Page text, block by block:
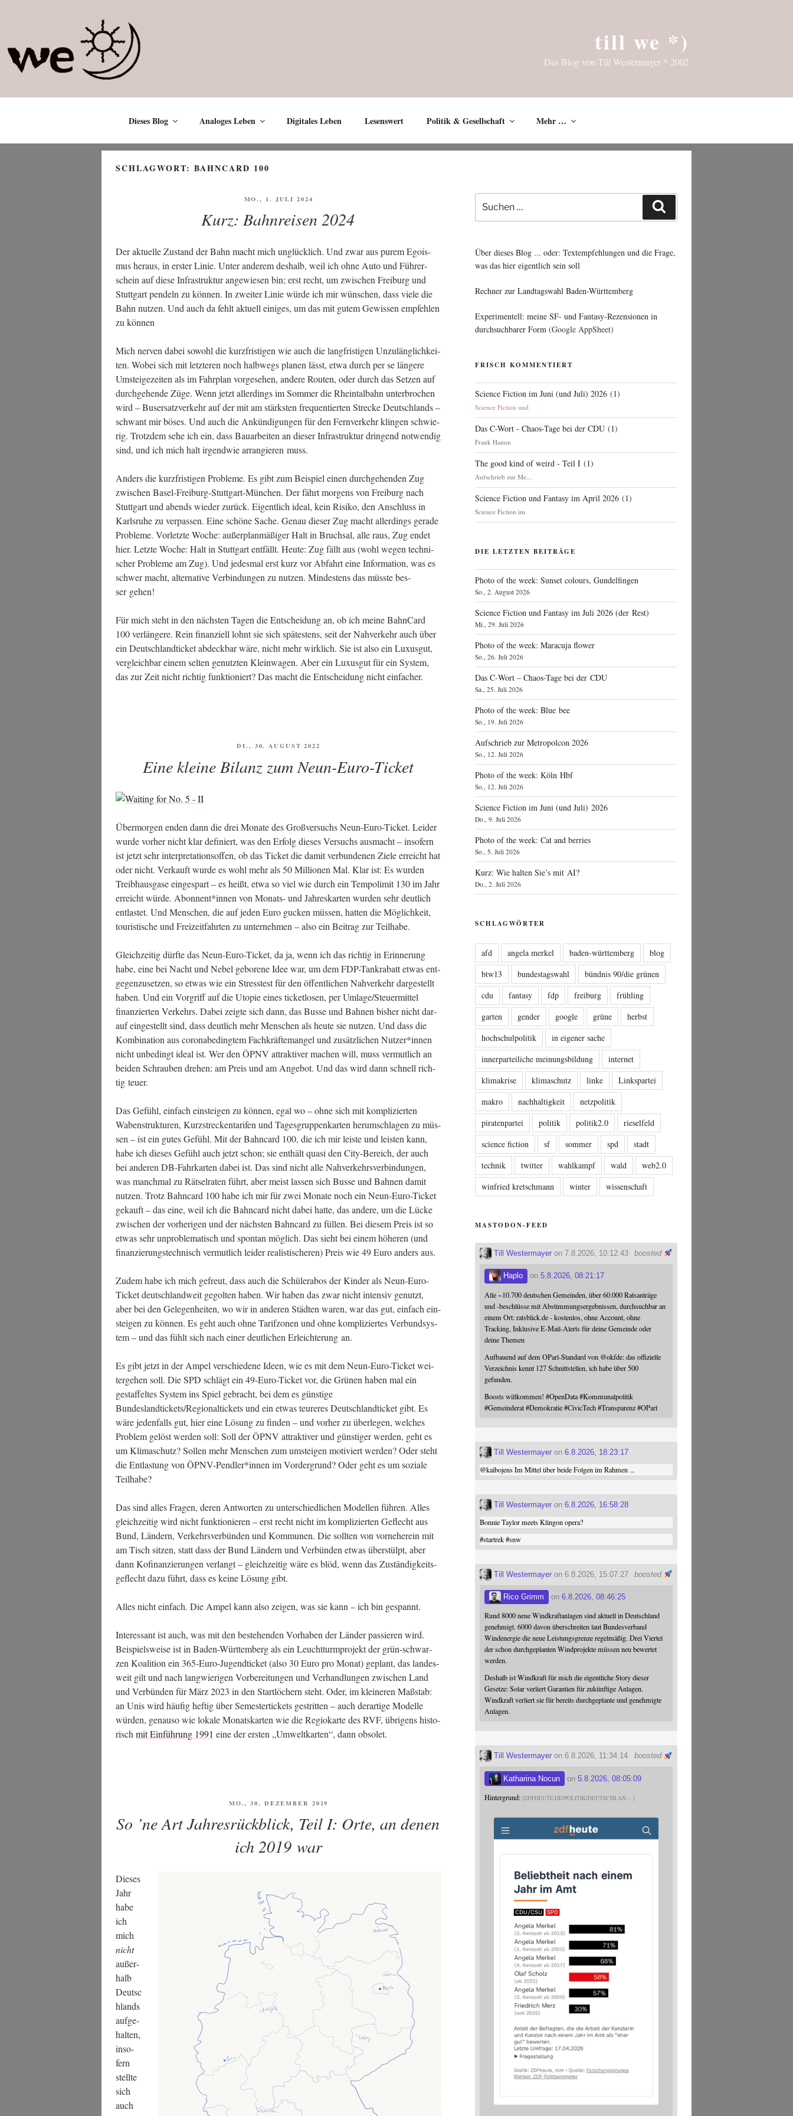
till we *)
Das Blog von Till Westermayer * 2002
Dieses Blog Analoges Leben Digitales Leben Lesenswert Politik & Gesellschaft Mehr …
SCHLAGWORT: BAHNCARD 100
VERÖFFENTLICHT
MO., 1. JULI 2024
Kurz: Bahnreisen 2024
Der aktu­el­le Zustand der Bahn macht mich unglück­lich. Und zwar aus purem Ego­is­
mus her­aus, in ers­ter Linie. Unter ande­rem des­halb, weil ich ohne Auto und Füh­rer­
schein auf die­se Infra­struk­tur ange­wie­sen bin; erst recht, um zwi­schen Frei­burg und
Stutt­gart pen­deln zu kön­nen. In zwei­ter Linie wür­de ich mir wün­schen, dass vie­le die
Bahn nut­zen. Und auch da fehlt aktu­ell eini­ges, um das mit gutem Gewis­sen emp­feh­len
zu können
Mich ner­ven dabei sowohl die kurz­fris­ti­gen wie auch die lang­fris­ti­gen Unzu­läng­lich­kei­
ten. Wobei sich mit letz­te­ren noch halb­wegs pla­nen lässt, etwa durch per se län­ge­re
Umstei­ge­zei­ten als im Fahr­plan vor­ge­se­hen, ande­re Rou­ten, oder durch das Set­zen auf
durch­ge­hen­de Züge. Wenn jetzt aller­dings im Som­mer die Rhein­tal­bahn unter­bro­chen
wird – Bus­er­satz­ver­kehr auf der mit am stärks­ten fre­quen­tier­ten Stre­cke Deutsch­lands –
schwant mir böses. Und auch die Ankün­di­gun­gen für den Fern­ver­kehr klin­gen schwie­
rig. Trotz­dem sehe ich ein, dass Bau­ar­bei­ten an die­ser Infra­struk­tur drin­gend not­wen­dig
sind, und ich mich halt irgend­wie arran­gie­ren muss.
Anders die kurz­fris­ti­gen Pro­ble­me. Es gibt zum Bei­spiel einen durch­ge­hen­den Zug
zwi­schen Basel-Frei­burg-Stutt­gart-Mün­chen. Der fährt mor­gens von Frei­burg nach
Stutt­gart und abends wie­der zurück. Eigent­lich ide­al, kein Risi­ko, den Anschluss in
Karls­ru­he zu ver­pas­sen. Eine schö­ne Sache. Genau die­ser Zug macht aller­dings gera­de
Pro­ble­me. Vor­letz­te Woche: außer­plan­mä­ßi­ger Halt in Bruch­sal, alle raus, Zug endet
hier. Letz­te Woche: Halt in Stutt­gart ent­fällt. Heu­te: Zug fällt aus (wohl wegen tech­ni­
scher Pro­ble­me am Zug). Und jedes­mal erst kurz vor Abfahrt eine Infor­ma­ti­on, was es
schwer macht, alter­na­ti­ve Ver­bin­dun­gen zu nut­zen. Min­des­tens das müss­te bes­
ser gehen!
Für mich steht in den nächs­ten Tagen die Ent­schei­dung an, ob ich mei­ne Bahn­Card
100 ver­län­ge­re. Rein finan­zi­ell lohnt sie sich spä­tes­tens, seit der Nah­ver­kehr auch über
ein Deutsch­land­ti­cket abdeck­bar wäre, nicht mehr wirk­lich. Sie ist also ein Luxus­gut,
ver­gleich­bar einem sel­ten genutz­ten Klein­wa­gen. Aber ein Luxus­gut für ein Sys­tem,
das zur Zeit nicht rich­tig funk­tio­niert? Das macht die Ent­schei­dung nicht einfacher.
VERÖFFENTLICHT
DI., 30. AUGUST 2022
Eine kleine Bilanz zum Neun-Euro-Ticket
Über­mor­gen enden dann die drei Mona­te des Groß­ver­suchs Neun-Euro-Ticket. Lei­der
wur­de vor­her nicht klar defi­niert, was den Erfolg die­ses Ver­suchs aus­macht – inso­fern
ist jetzt sehr inter­pre­ta­ti­ons­of­fen, ob das Ticket die damit ver­bun­de­nen Zie­le erreicht hat
oder nicht. Ver­kauft wur­de es wohl mehr als 50 Mil­lio­nen Mal. Klar ist: Es wur­den
Treib­haus­ga­se ein­ge­spart – es heißt, etwa so viel wie durch ein Tem­po­li­mit 130 im Jahr
erreicht wür­de. Abonnent*innen von Monats- und Jah­res­kar­ten wur­den sehr deut­lich
ent­las­tet. Und Men­schen, die auf jeden Euro gucken müs­sen, hat­ten die Mög­lich­keit,
tou­ris­ti­sche und Frei­zeit­fahr­ten zu unter­neh­men – also ein Bei­trag zur Teilhabe.
Gleich­zei­tig dürf­te das Neun-Euro-Ticket, da ja, wenn ich das rich­tig in Erin­ne­rung
habe, eine bei Nacht und Nebel gebo­re­ne Idee war, um dem FDP-Tan­kra­batt etwas ent­
ge­gen­zu­set­zen, so etwas wie ein Stress­test für den öffent­li­chen Nah­ver­kehr dar­ge­stellt
haben. Und ein Vor­griff auf die Uto­pie eines ticket­lo­sen, per Umlage/Steuermittel
finan­zier­ten Ver­kehrs. Dabei zeig­te sich dann, das Bus­se und Bah­nen bis­her nicht dar­
auf ein­ge­stellt sind, dass deut­lich mehr Men­schen als heu­te sie nut­zen. Und dass die
Kom­bi­na­ti­on aus coro­nabe­ding­tem Fach­kräf­te­man­gel und zusätz­li­chen Nutzer*innen
nicht unbe­dingt ide­al ist. Wer den ÖPNV attrak­ti­ver machen will, muss ver­mut­lich an
bei­den Schrau­ben dre­hen: am Preis und am Ange­bot. Und das wird dann schnell rich­
tig teuer.
Das Gefühl, ein­fach ein­stei­gen zu kön­nen, egal wo – ohne sich mit kom­pli­zier­ten
Waben­struk­tu­ren, Kurz­stre­cken­ta­ri­fen und Tages­grup­pen­kar­ten her­um­schla­gen zu müs­
sen – ist ein gutes Gefühl. Mit der Bahn­card 100, die ich mir leis­te und leis­ten kann,
habe ich die­ses Gefühl auch jetzt schon; sie ent­hält qua­si den City-Bereich, der auch
bei ande­ren DB-Fahr­kar­ten dabei ist. Das sind nicht alle Nah­ver­kehrs­ver­bin­dun­gen,
was manch­mal zu Rät­sel­ra­ten führt, aber meist las­sen sich Bus­se und Bah­nen damit
nut­zen. Trotz Bahn­card 100 habe ich mir für zwei Mona­te noch ein Neun-Euro-Ticket
gekauft – das eine, weil ich die Bahn­card nicht dabei hat­te, das ande­re, um die Lücke
zwi­schen der vor­he­ri­gen und der nächs­ten Bahn­card zu fül­len. Bei die­sem Preis ist so
etwas sehr unpro­ble­ma­tisch und spon­tan mög­lich. Das sieht bei einem höhe­ren (und
finan­zie­rungs­tech­nisch ver­mut­lich lei­der rea­lis­ti­sche­ren) Preis wie 49 Euro anders aus.
Zudem habe ich mich gefreut, dass auch die Schü­ler­abos der Kin­der als Neun-Euro-
Ticket deutsch­land­weit gegol­ten haben. Wir haben das zwar nicht inten­siv genutzt,
aber bei den Gele­gen­hei­ten, wo wir in ande­ren Städ­ten waren, war das gut, ein­fach ein­
stei­gen zu kön­nen. Es geht auch ohne Tarif­zo­nen und ohne kom­pli­zier­tes Ver­bund­sys­
tem – und das fühlt sich nach einer deut­li­chen Erleich­te­rung an.
Es gibt jetzt in der Ampel ver­schie­de­ne Ideen, wie es mit dem Neun-Euro-Ticket wei­
ter­ge­hen soll. Die SPD schlägt ein 49-Euro-Ticket vor, die Grü­nen haben mal ein
gestaf­fel­tes Sys­tem ins Spiel gebracht, bei dem es güns­ti­ge
Bundeslandtickets/Regionaltickets und ein etwas teu­re­res Deutsch­land­ti­cket gibt. Es
wäre jeden­falls gut, hier eine Lösung zu fin­den – und vor­her zu über­le­gen, wel­ches
Pro­blem gelöst wer­den soll: Soll der ÖPNV attrak­ti­ver und güns­ti­ger wer­den, geht es
um Kli­ma­schutz? Sol­len mehr Men­schen zum umstei­gen moti­viert wer­den? Oder steht
die Ent­las­tung von ÖPNV-Pendler*innen im Vor­der­grund? Oder geht es um sozia­le
Teilhabe?
Das sind alles Fra­gen, deren Ant­wor­ten zu unter­schied­li­chen Model­len füh­ren. Alles
gleich­zei­tig wird nicht funk­tio­nie­ren – erst recht nicht im kom­pli­zier­ten Geflecht aus
Bund, Län­dern, Ver­kehrs­ver­bün­den und Kom­mu­nen. Die soll­ten von vor­ne­her­ein mit
am Tisch sit­zen, statt dass der Bund Län­dern und Ver­bün­den etwas über­stülpt, aber
dann Kofi­nan­zie­run­gen ver­langt – gleich­zei­tig wäre es blöd, wenn das Zustän­dig­keits­
ge­flecht dazu führt, dass es kei­ne Lösung gibt.
Alles nicht ein­fach. Die Ampel kann also zei­gen, was sie kann – ich bin gespannt.
Inter­es­sant ist auch, was mit den bestehen­den Vor­ha­ben der Län­der pas­sie­ren wird.
Bei­spiels­wei­se ist in Baden-Würt­tem­berg als ein Leucht­turm­pro­jekt der grün-schwar­
zen Koali­ti­on ein 365-Euro-Jugend­ti­cket (also 30 Euro pro Monat) geplant, das lan­des­
weit gilt und nach lang­wie­ri­gen Vor­be­rei­tun­gen und Ver­hand­lun­gen zwi­schen Land
und Ver­bün­den für März 2023 in den Start­lö­chern steht. Oder, im klei­ne­ren Maß­stab:
an Unis wird häu­fig hef­tig über Semes­ter­ti­ckets gestrit­ten – auch der­ar­ti­ge Model­le
wür­den, genau­so wie loka­le Monats­kar­ten wie die Regio­kar­te des RVF, übri­gens his­to­
risch mit Ein­füh­rung 1991 eine der ers­ten „Umwelt­kar­ten“, dann obsolet.
VERÖFFENTLICHT
MO., 30. DEZEMBER 2019
So ’ne Art Jahresrückblick, Teil I: Orte, an denen
ich 2019 war
Die­ses
Jahr
habe
ich
mich
nicht
außer­
halb
Deutsc
h­lands
auf­ge­
hal­ten,
inso­
fern
stell­te
sich
auch
Suche
nach:
Über dieses Blog ... oder: Textempfehlungen und die Frage,
was das hier eigentlich sein soll
Rechner zur Landtagswahl Baden-Württemberg
Experimentell: meine SF- und Fantasy-Rezensionen in
durchsuchbarer Form (Google AppSheet)
FRISCH KOMMENTIERT
Science Fiction im Juni (und Juli) 2026 (1)
Science Fiction und
Das C-Wort - Chaos-Tage bei der CDU (1)
Frank Hamm
The good kind of weird - Teil I (1)
Aufschrieb zur Me...
Science Fiction und Fantasy im April 2026 (1)
Science Fiction im
DIE LETZTEN BEITRÄGE
Photo of the week: Sunset colours, Gundelfingen
So., 2. August 2026
Science Fiction und Fantasy im Juli 2026 (der Rest)
Mi., 29. Juli 2026
Photo of the week: Maracuja flower
So., 26. Juli 2026
Das C‑Wort – Chaos-Tage bei der CDU
Sa., 25. Juli 2026
Photo of the week: Blue bee
So., 19. Juli 2026
Aufschrieb zur Metropolcon 2026
So., 12. Juli 2026
Photo of the week: Köln Hbf
So., 12. Juli 2026
Science Fiction im Juni (und Juli) 2026
Do., 9. Juli 2026
Photo of the week: Cat and berries
So., 5. Juli 2026
Kurz: Wie halten Sie’s mit AI?
Do., 2. Juli 2026
SCHLAGWÖRTER
afd angela merkel baden-württemberg
blog
btw13
bundestagswahl
bündnis 90/die grünen
cdu
fantasy fdp freiburg
frühling
garten
gender google grüne
herbst
hochschulpolitik
in eigener sache
innerparteiliche meinungsbildung
internet
klimakrise
klimaschutz linke
Linkspartei
makro
nachhaltigkeit
netzpolitik
piratenpartei
politik politik2.0
rieselfeld
science fiction
sf sommer spd
stadt
technik
twitter wahlkampf wald
web2.0
winfried kretschmann
winter wissenschaft
MASTODON-FEED
boosted
Till Westermayer on 7.8.2026, 10:12:43
Haplo on5.8.2026, 08:21:17
Alle ~10.700 deutschen Gemeinden, über 60.000 Ratsanträge
und -beschlüsse mit Abstimmungsergebnissen, durchsuchbar an
einem Ort: ratsblick.de - kostenlos, ohne Account, ohne
Tracking, Inklusive E-Mail-Alerts für deine Gemeinde oder
deine Themen
Aufbauend auf dem OParl-Standard von @okfde: das offizielle
Verzeichnis kennt 127 Schnittstellen, ich habe über 500
gefunden.
Boosts willkommen!#OpenData #Kommunalpolitik
#Gemeinderat #Demokratie #CivicTech #Transparenz #OParl
Till Westermayer on6.8.2026, 18:23:17
@kaibojensIm Mittel über beide Folgen im Rahmen ...
Till Westermayer on6.8.2026, 16:58:28
Bonnie Taylor meets Klingon opera?
#startrek #snw
boosted
Till Westermayer on 6.8.2026, 15:07:27
Rico Grimm on6.8.2026, 08:46:25
Rund 8000 neue Windkraftanlagen sind aktuell in Deutschland
genehmigt. 6000 davon überschreiten laut Bundesverband
Windenergie die neue Leistungsgrenze regelmäßig. Drei Viertel
der schon durchgeplanten Windprojekte müssen neu bewertet
werden.
Deshalb ist Windkraft für mich die eigentliche Story dieser
Gesetze: Solar verliert Garantien für zukünftige Anlagen.
Windkraft verliert sie für bereits durchgeplante und genehmigte
Anlagen.
boosted
Till Westermayer on 6.8.2026, 11:34:14
Katharina Nocun on5.8.2026, 08:05:09
Hintergrund: ZDFHEUTE.DE/POLITIK/DEUTSCHLAN